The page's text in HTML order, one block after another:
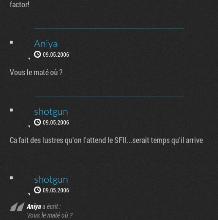
factor!
Aniya
09.05.2006
Vous le maté où ?
shotgun
09.05.2006
Ca fait des lustres qu'on l'attend le SFII...serait temps qu'il arrive
shotgun
09.05.2006
Aniyaa écrit :
Vous le maté où ?